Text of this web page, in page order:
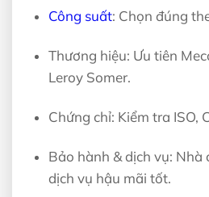
Công suất: Chọn đúng
Thương hiệu: Ưu tiên
Leroy Somer.
Chứng chỉ: Kiểm tra ISO,
Bảo hành & dịch vụ: Nhà
dịch vụ hậu mãi tốt.